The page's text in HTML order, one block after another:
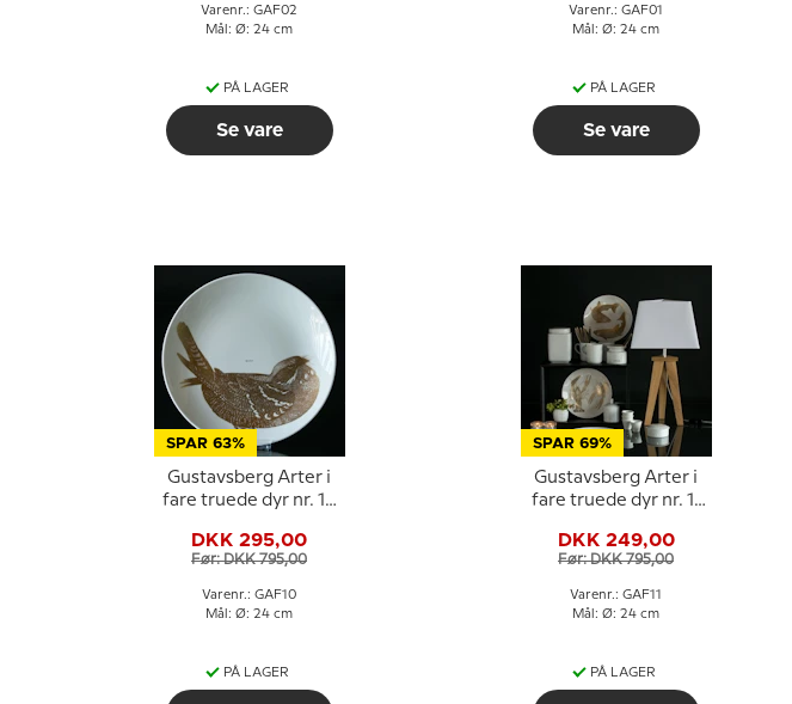
Varenr.: GAF02
Mål: Ø: 24 cm
PÅ LAGER
Se vare
Varenr.: GAF01
Mål: Ø: 24 cm
PÅ LAGER
Se vare
SPAR 63%
Gustavsberg Arter i
fare truede dyr nr. 10
DKK 295,00
Før: DKK 795,00
Varenr.: GAF10
Mål: Ø: 24 cm
PÅ LAGER
SPAR 69%
Gustavsberg Arter i
fare truede dyr nr. 11
DKK 249,00
Før: DKK 795,00
Varenr.: GAF11
Mål: Ø: 24 cm
PÅ LAGER